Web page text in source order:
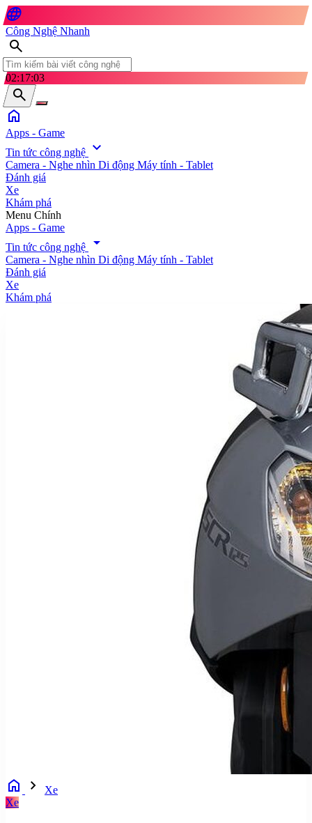
language
Công Nghệ Nhanh
search
02:17:04
search
home
Apps - Game
Tin tức công nghệ expand_more
Camera - Nghe nhìn Di động Máy tính - Tablet
Đánh giá
Xe
Khám phá
search
Menu Chính
Apps - Game
Tin tức công nghệ
arrow_drop_down
Camera - Nghe nhìn Di động Máy tính - Tablet
Đánh giá
Xe
Khám phá
home chevron_right
Xe
Xe